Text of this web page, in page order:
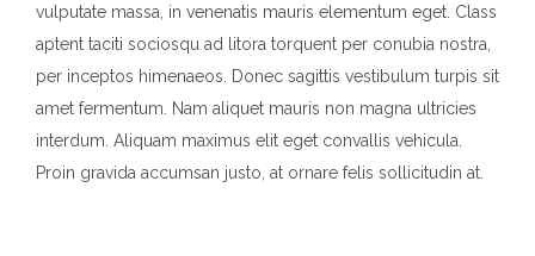
vulputate massa, in venenatis mauris elementum eget. Class
aptent taciti sociosqu ad litora torquent per conubia nostra,
per inceptos himenaeos. Donec sagittis vestibulum turpis sit
amet fermentum. Nam aliquet mauris non magna ultricies
interdum. Aliquam maximus elit eget convallis vehicula.
Proin gravida accumsan justo, at ornare felis sollicitudin at.